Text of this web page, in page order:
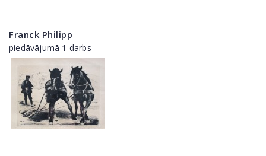
Franck Philipp
piedāvājumā 1 darbs